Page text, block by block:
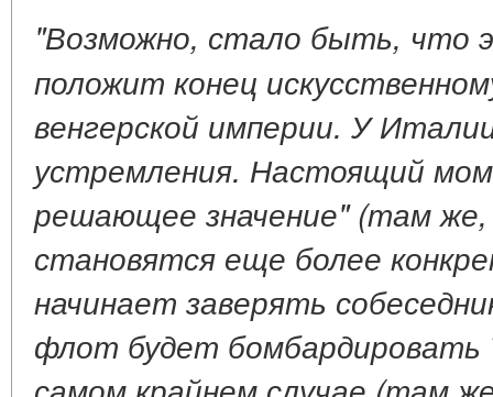
"Возможно, стало быть, что
положит конец
венгерской империи. У
устремления. Настоящий
решающее значение" (там
становятся еще более
начинает заверять
флот будет бомбардировать